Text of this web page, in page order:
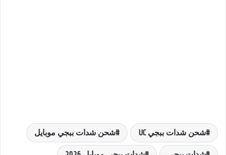
شحن شدات ببجي UC شحن شدات ببجي موبايل